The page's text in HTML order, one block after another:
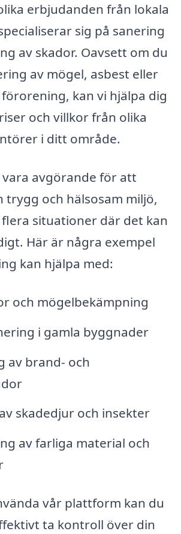
erbjudanden från lokala
sig på sanering
av skador. Oavsett om du
av mögel, asbest eller
kan vi hjälpa dig
och villkor från olika
i ditt område.
vara avgörande för att
trygg och hälsosam miljö,
situationer där det kan
Här är några exempel
kan hjälpa med:
och mögelbekämpning
i gamla byggnader
av brand- och
skadedjur och insekter
av farliga material och
vår plattform kan du
ta kontroll över din